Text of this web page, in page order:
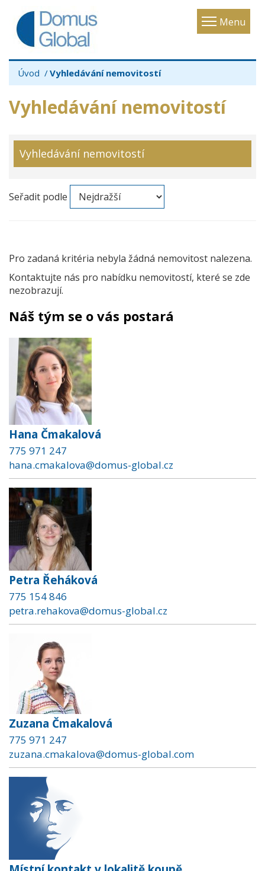
Menu
Toggle
Úvod Vyhledávání nemovitostí
Vyhledávání nemovitostí
Vyhledávání nemovitostí
Seřadit podle
Pro zadaná kritéria nebyla žádná nemovitost nalezena.
Kontaktujte nás pro nabídku nemovitostí, které se zde
nezobrazují.
Náš tým se o vás postará
Hana Čmakalová
775 971 247
hana.cmakalova@domus-global.cz
Petra Řeháková
775 154 846
petra.rehakova@domus-global.cz
Zuzana Čmakalová
775 971 247
zuzana.cmakalova@domus-global.com